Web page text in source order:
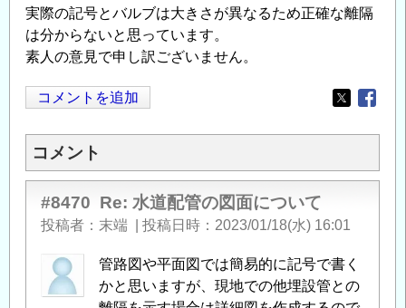
実際の記号とバルブは大きさが異なるため正確な離隔
は分からないと思っています。
素人の意見で申し訳ございません。
コメントを追加
Opens in
コメント
#8470 Re: 水道配管の図面について
投稿者 末端 投稿日時 2023/01/18(水) 16:01
管路図や平面図では簡易的に記号で書く
かと思いますが、現地での他埋設管との